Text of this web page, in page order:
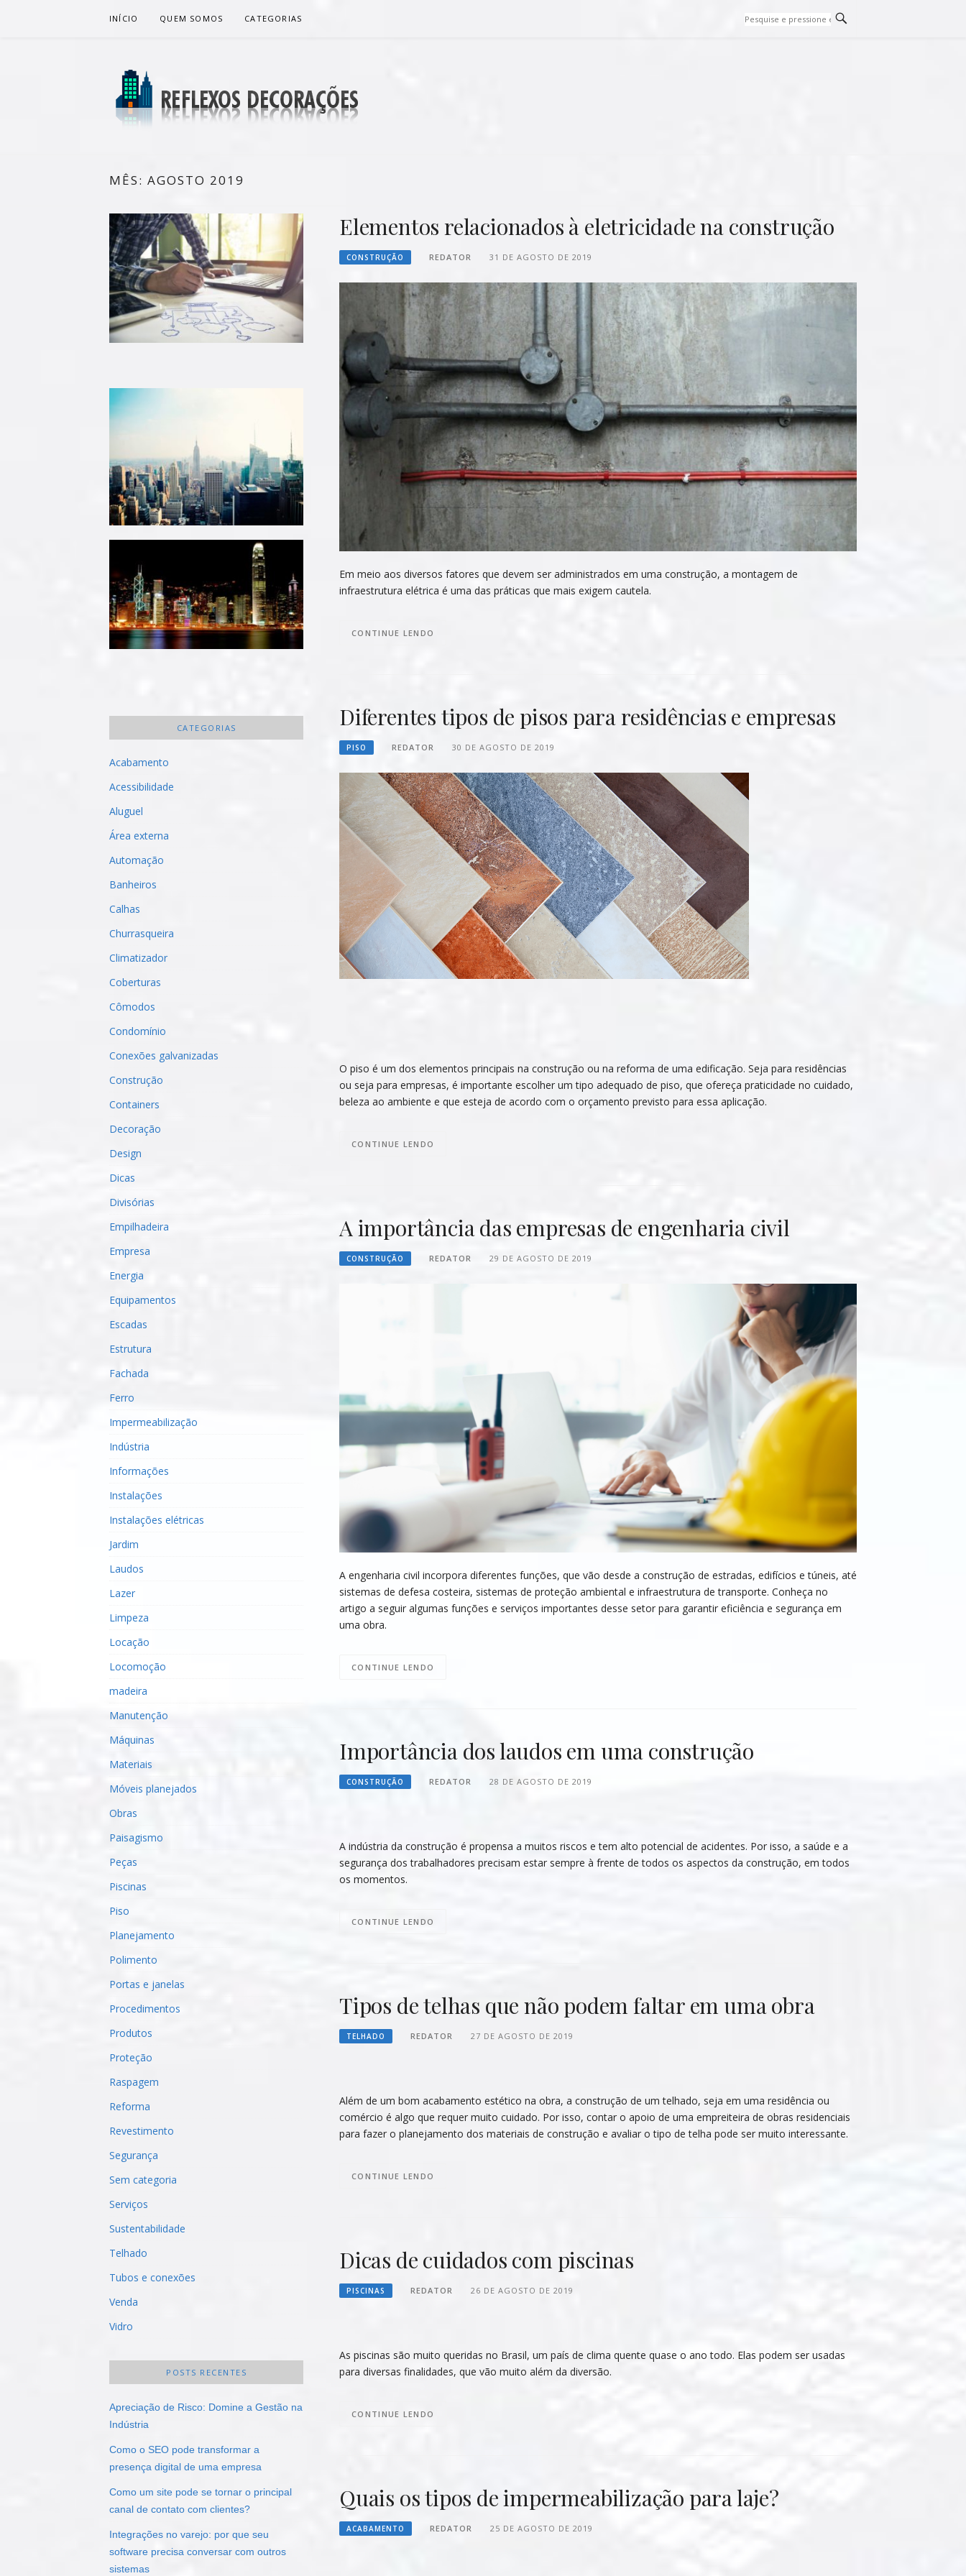
INÍCIO QUEM SOMOS CATEGORIAS
MÊS: AGOSTO 2019
Elementos relacionados à eletricidade na construção
CONSTRUÇÃO REDATOR 31 DE AGOSTO DE 2019
Em meio aos diversos fatores que devem ser administrados em uma construção, a montagem de
infraestrutura elétrica é uma das práticas que mais exigem cautela.
CONTINUE LENDO
Diferentes tipos de pisos para residências e empresas
PISO REDATOR 30 DE AGOSTO DE 2019
O piso é um dos elementos principais na construção ou na reforma de uma edificação. Seja para residências
ou seja para empresas, é importante escolher um tipo adequado de piso, que ofereça praticidade no cuidado,
beleza ao ambiente e que esteja de acordo com o orçamento previsto para essa aplicação.
CONTINUE LENDO
A importância das empresas de engenharia civil
CONSTRUÇÃO REDATOR 29 DE AGOSTO DE 2019
A engenharia civil incorpora diferentes funções, que vão desde a construção de estradas, edifícios e túneis, até
sistemas de defesa costeira, sistemas de proteção ambiental e infraestrutura de transporte. Conheça no
artigo a seguir algumas funções e serviços importantes desse setor para garantir eficiência e segurança em
uma obra.
CONTINUE LENDO
Importância dos laudos em uma construção
CONSTRUÇÃO REDATOR 28 DE AGOSTO DE 2019
A indústria da construção é propensa a muitos riscos e tem alto potencial de acidentes. Por isso, a saúde e a
segurança dos trabalhadores precisam estar sempre à frente de todos os aspectos da construção, em todos
os momentos.
CONTINUE LENDO
Tipos de telhas que não podem faltar em uma obra
TELHADO REDATOR 27 DE AGOSTO DE 2019
Além de um bom acabamento estético na obra, a construção de um telhado, seja em uma residência ou
comércio é algo que requer muito cuidado. Por isso, contar o apoio de uma empreiteira de obras residenciais
para fazer o planejamento dos materiais de construção e avaliar o tipo de telha pode ser muito interessante.
CONTINUE LENDO
Dicas de cuidados com piscinas
PISCINAS REDATOR 26 DE AGOSTO DE 2019
As piscinas são muito queridas no Brasil, um país de clima quente quase o ano todo. Elas podem ser usadas
para diversas finalidades, que vão muito além da diversão.
CONTINUE LENDO
Quais os tipos de impermeabilização para laje?
ACABAMENTO REDATOR 25 DE AGOSTO DE 2019
CATEGORIAS
Acabamento
Acessibilidade
Aluguel
Área externa
Automação
Banheiros
Calhas
Churrasqueira
Climatizador
Coberturas
Cômodos
Condomínio
Conexões galvanizadas
Construção
Containers
Decoração
Design
Dicas
Divisórias
Empilhadeira
Empresa
Energia
Equipamentos
Escadas
Estrutura
Fachada
Ferro
Impermeabilização
Indústria
Informações
Instalações
Instalações elétricas
Jardim
Laudos
Lazer
Limpeza
Locação
Locomoção
madeira
Manutenção
Máquinas
Materiais
Móveis planejados
Obras
Paisagismo
Peças
Piscinas
Piso
Planejamento
Polimento
Portas e janelas
Procedimentos
Produtos
Proteção
Raspagem
Reforma
Revestimento
Segurança
Sem categoria
Serviços
Sustentabilidade
Telhado
Tubos e conexões
Venda
Vidro
POSTS RECENTES
Apreciação de Risco: Domine a Gestão na
Indústria
Como o SEO pode transformar a
presença digital de uma empresa
Como um site pode se tornar o principal
canal de contato com clientes?
Integrações no varejo: por que seu
software precisa conversar com outros
sistemas